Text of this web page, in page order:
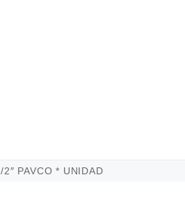
PAVCO * UNIDAD